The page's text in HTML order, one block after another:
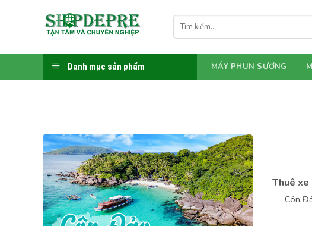
dung
Tìm
kiếm:
Danh mục sản phẩm MÁY PHUN SƯƠNG
Thuê xe
Côn